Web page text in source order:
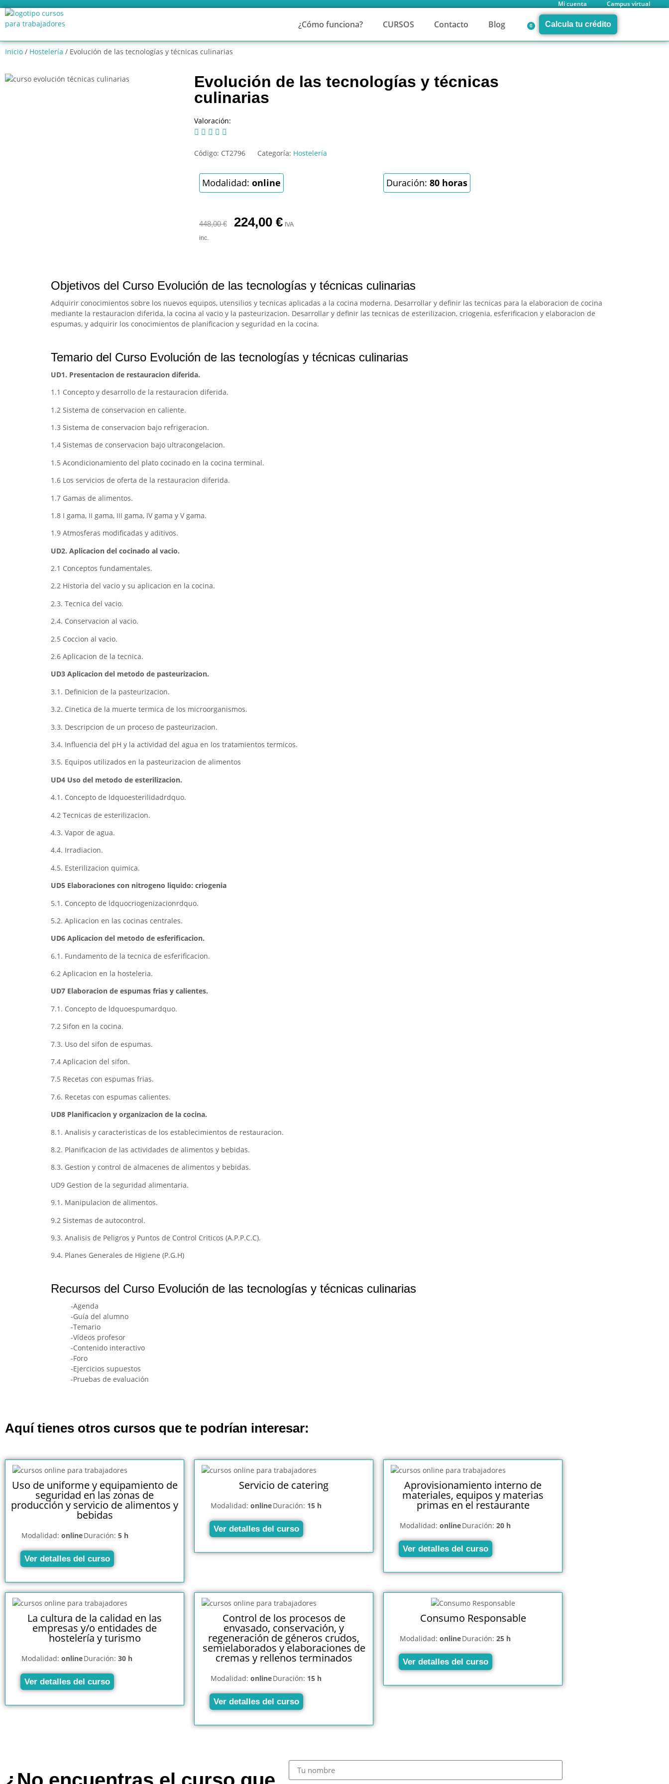
Mi cuenta Campus virtual
¿Cómo funciona? CURSOS Contacto Blog 0 Calcula tu crédito
Inicio / Hostelería / Evolución de las tecnologías y técnicas culinarias
Evolución de las tecnologías y técnicas
culinarias
Valoración:
    
Código: CT2796 Categoría: Hostelería
Modalidad: online Duración: 80 horas
448,00€ 224,00 € IVA
inc.
Objetivos del Curso Evolución de las tecnologías y técnicas culinarias
Adquirir conocimientos sobre los nuevos equipos, utensilios y tecnicas aplicadas a la cocina moderna. Desarrollar y definir las tecnicas para la elaboracion de cocina
mediante la restauracion diferida, la cocina al vacio y la pasteurizacion. Desarrollar y definir las tecnicas de esterilizacion, criogenia, esferificacion y elaboracion de
espumas, y adquirir los conocimientos de planificacion y seguridad en la cocina.
Temario del Curso Evolución de las tecnologías y técnicas culinarias
UD1. Presentacion de restauracion diferida.
1.1 Concepto y desarrollo de la restauracion diferida.
1.2 Sistema de conservacion en caliente.
1.3 Sistema de conservacion bajo refrigeracion.
1.4 Sistemas de conservacion bajo ultracongelacion.
1.5 Acondicionamiento del plato cocinado en la cocina terminal.
1.6 Los servicios de oferta de la restauracion diferida.
1.7 Gamas de alimentos.
1.8 I gama, II gama, III gama, IV gama y V gama.
1.9 Atmosferas modificadas y aditivos.
UD2. Aplicacion del cocinado al vacio.
2.1 Conceptos fundamentales.
2.2 Historia del vacio y su aplicacion en la cocina.
2.3. Tecnica del vacio.
2.4. Conservacion al vacio.
2.5 Coccion al vacio.
2.6 Aplicacion de la tecnica.
UD3 Aplicacion del metodo de pasteurizacion.
3.1. Definicion de la pasteurizacion.
3.2. Cinetica de la muerte termica de los microorganismos.
3.3. Descripcion de un proceso de pasteurizacion.
3.4. Influencia del pH y la actividad del agua en los tratamientos termicos.
3.5. Equipos utilizados en la pasteurizacion de alimentos
UD4 Uso del metodo de esterilizacion.
4.1. Concepto de ldquoesterilidadrdquo.
4.2 Tecnicas de esterilizacion.
4.3. Vapor de agua.
4.4. Irradiacion.
4.5. Esterilizacion quimica.
UD5 Elaboraciones con nitrogeno liquido: criogenia
5.1. Concepto de ldquocriogenizacionrdquo.
5.2. Aplicacion en las cocinas centrales.
UD6 Aplicacion del metodo de esferificacion.
6.1. Fundamento de la tecnica de esferificacion.
6.2 Aplicacion en la hosteleria.
UD7 Elaboracion de espumas frias y calientes.
7.1. Concepto de ldquoespumardquo.
7.2 Sifon en la cocina.
7.3. Uso del sifon de espumas.
7.4 Aplicacion del sifon.
7.5 Recetas con espumas frias.
7.6. Recetas con espumas calientes.
UD8 Planificacion y organizacion de la cocina.
8.1. Analisis y caracteristicas de los establecimientos de restauracion.
8.2. Planificacion de las actividades de alimentos y bebidas.
8.3. Gestion y control de almacenes de alimentos y bebidas.
UD9 Gestion de la seguridad alimentaria.
9.1. Manipulacion de alimentos.
9.2 Sistemas de autocontrol.
9.3. Analisis de Peligros y Puntos de Control Criticos (A.P.P.C.C).
9.4. Planes Generales de Higiene (P.G.H)
Recursos del Curso Evolución de las tecnologías y técnicas culinarias
-Agenda
-Guía del alumno
-Temario
-Vídeos profesor
-Contenido interactivo
-Foro
-Ejercicios supuestos
-Pruebas de evaluación
Aquí tienes otros cursos que te podrían interesar:
Uso de uniforme y equipamiento de
seguridad en las zonas de
producción y servicio de alimentos y
bebidas
Modalidad: onlineDuración: 5 h
Ver detalles del curso
Servicio de catering
Modalidad: onlineDuración: 15 h
Ver detalles del curso
Aprovisionamiento interno de
materiales, equipos y materias
primas en el restaurante
Modalidad: onlineDuración: 20 h
Ver detalles del curso
La cultura de la calidad en las
empresas y/o entidades de
hostelería y turismo
Modalidad: onlineDuración: 30 h
Ver detalles del curso
Control de los procesos de
envasado, conservación, y
regeneración de géneros crudos,
semielaborados y elaboraciones de
cremas y rellenos terminados
Modalidad: onlineDuración: 15 h
Ver detalles del curso
Consumo Responsable
Modalidad: onlineDuración: 25 h
Ver detalles del curso